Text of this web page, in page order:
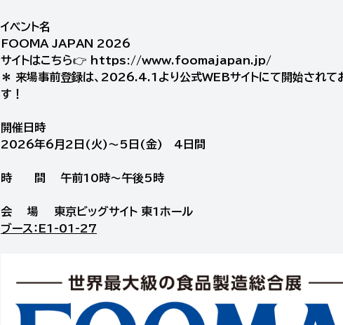
イベント名
FOOMA JAPAN 2026
サイトはこちら👉 https://www.foomajapan.jp/
＊ 来場事前登録は、2026.4.1より公式WEBサイトにて開始されて
す！
開催日時
2026年6月2日(火)～5日(金) 4日間
時 間 午前10時～午後5時
会 場 東京ビッグサイト 東1ホール
ブース：E1-01-27